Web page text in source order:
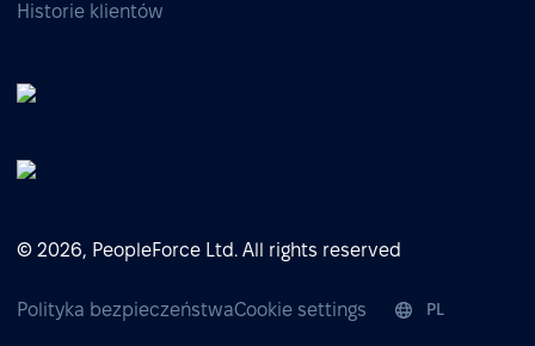
Historie klientów
© 2026, PeopleForce Ltd. All rights reserved
Polityka bezpieczeństwaCookie settings PL